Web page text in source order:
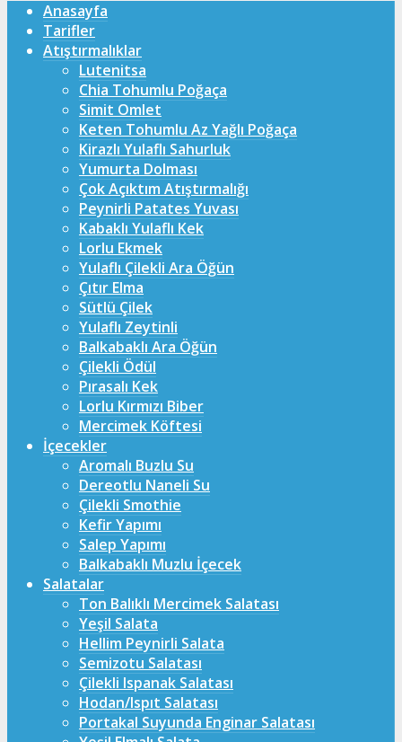
Anasayfa
Tarifler
Atıştırmalıklar
Lutenitsa
Chia Tohumlu Poğaça
Simit Omlet
Keten Tohumlu Az Yağlı Poğaça
Kirazlı Yulaflı Sahurluk
Yumurta Dolması
Çok Açıktım Atıştırmalığı
Peynirli Patates Yuvası
Kabaklı Yulaflı Kek
Lorlu Ekmek
Yulaflı Çilekli Ara Öğün
Çıtır Elma
Sütlü Çilek
Yulaflı Zeytinli
Balkabaklı Ara Öğün
Çilekli Ödül
Pırasalı Kek
Lorlu Kırmızı Biber
Mercimek Köftesi
İçecekler
Aromalı Buzlu Su
Dereotlu Naneli Su
Çilekli Smothie
Kefir Yapımı
Salep Yapımı
Balkabaklı Muzlu İçecek
Salatalar
Ton Balıklı Mercimek Salatası
Yeşil Salata
Hellim Peynirli Salata
Semizotu Salatası
Çilekli Ispanak Salatası
Hodan/Ispıt Salatası
Portakal Suyunda Enginar Salatası